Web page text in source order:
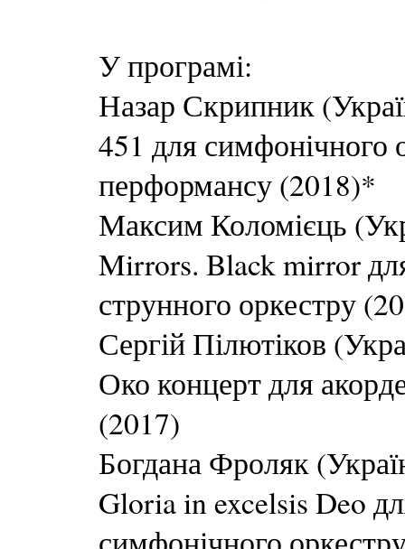
У програмі:
Назар Скрипник
451 для симфонічного
перформансу (2018)*
Максим Коломієць
Mirrors. Black mirror
струнного оркестру
Сергій Пілютіков
Око концерт для
(2017)
Богдана Фроляк
Gloria in excelsis Deo